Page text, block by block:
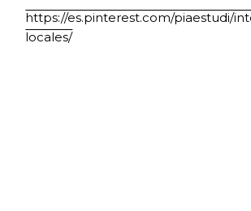
https://es.pinterest.com/piaestudi/
locales/